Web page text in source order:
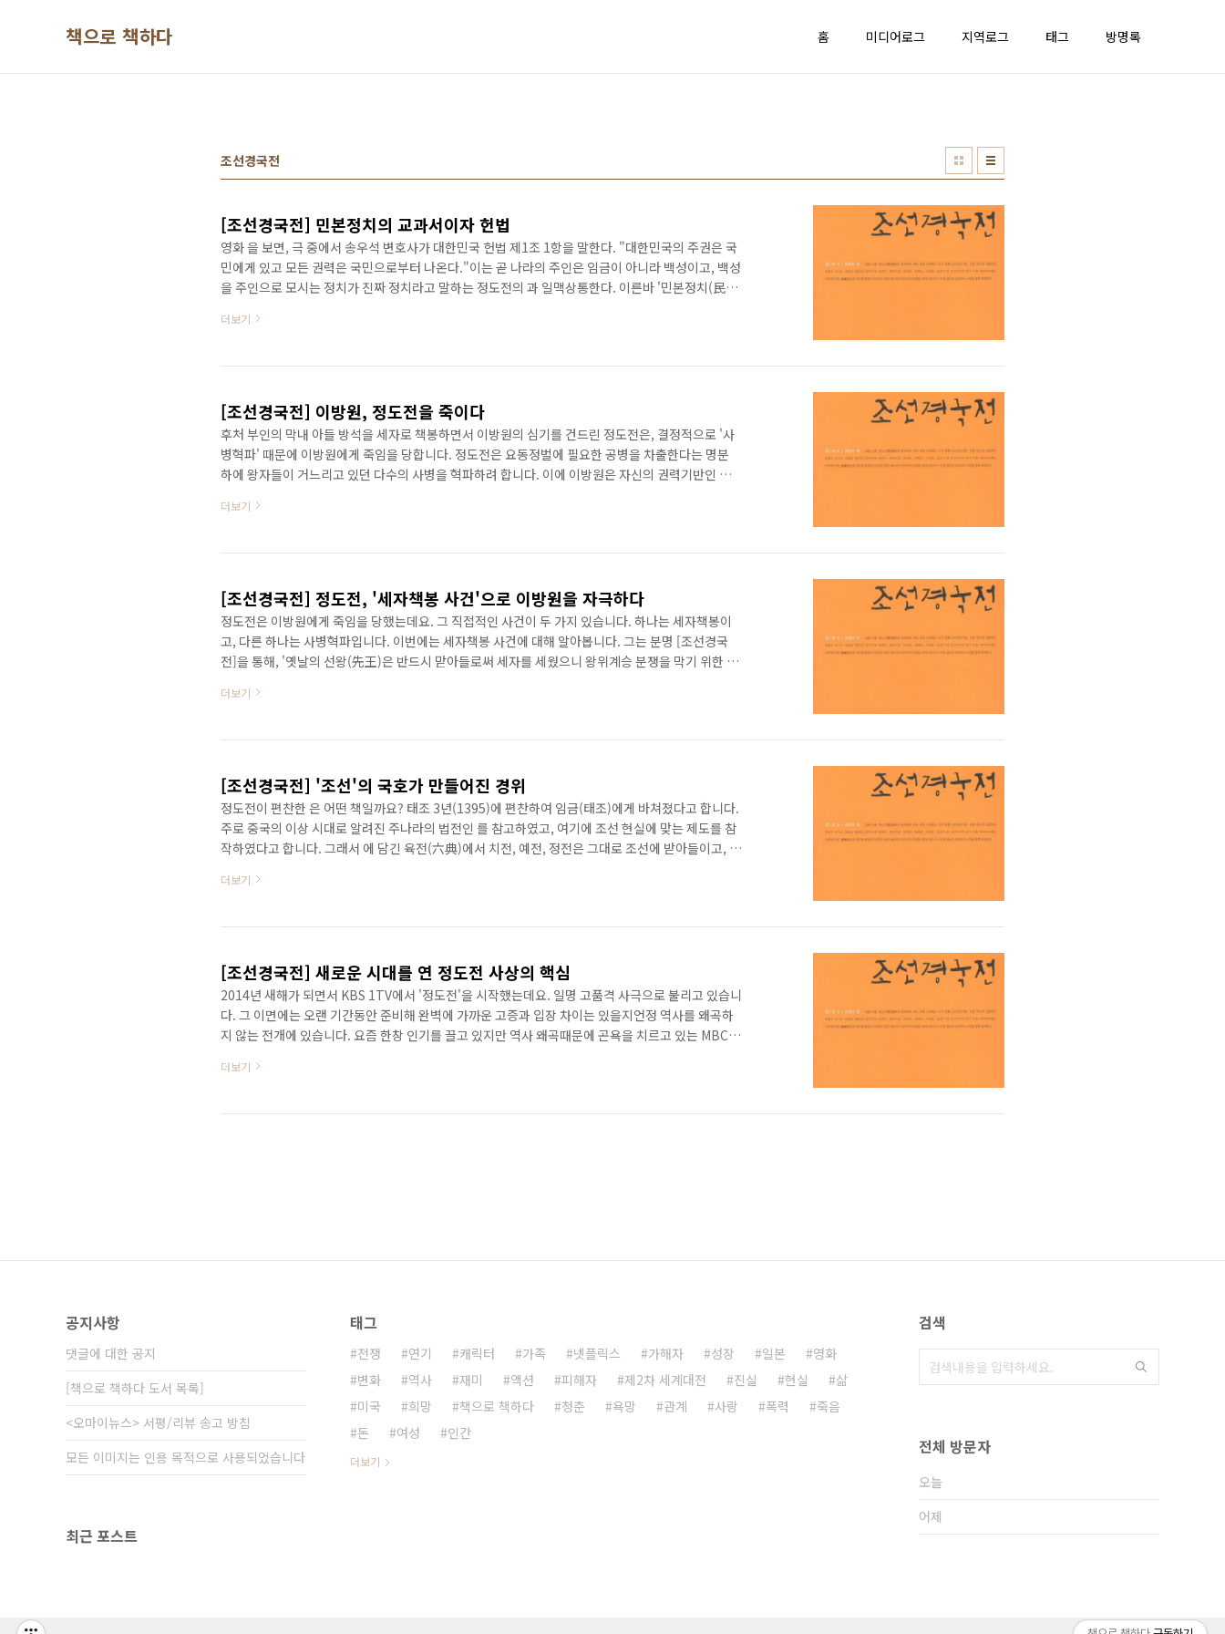
책으로 책하다 홈 미디어로그 지역로그 태그 방명록
조선경국전
[조선경국전] 민본정치의 교과서이자 헌법
영화 을 보면, 극 중에서 송우석 변호사가 대한민국 헌법 제1조 1항을 말한다. "대한민국의 주권은 국
민에게 있고 모든 권력은 국민으로부터 나온다."이는 곧 나라의 주인은 임금이 아니라 백성이고, 백성
을 주인으로 모시는 정치가 진짜 정치라고 말하는 정도전의 과 일맥상통한다. 이른바 '민본정치(民本
두고 있다. 인간의 도덕적 완성도를 높임으로써 힘과 이득을 균등하게 분배하자는 것이다. 정도전의
생명을 아끼고 사랑하는 자연의 이치를 바탕으로 해서 백성을 사랑하는 마음으로 다스려야 한다. 또
더보기
[조선경국전] 이방원, 정도전을 죽이다
후처 부인의 막내 아들 방석을 세자로 책봉하면서 이방원의 심기를 건드린 정도전은, 결정적으로 '사
병혁파' 때문에 이방원에게 죽임을 당합니다. 정도전은 요동정벌에 필요한 공병을 차출한다는 명분
하에 왕자들이 거느리고 있던 다수의 사병을 혁파하려 합니다. 이에 이방원은 자신의 권력기반인 사
조 7년(1398)에 이방원은 사병을 거느리고 당시 남은의 집에서 술을 마시고 있던 정도전을 급습합니
들을 경복궁으로 불러 차례로 죽이려는 음모를 꾸몄다는 것이었습니다. 이것이 진실인지 아닌지는 상
더보기
[조선경국전] 정도전, '세자책봉 사건'으로 이방원을 자극하다
정도전은 이방원에게 죽임을 당했는데요. 그 직접적인 사건이 두 가지 있습니다. 하나는 세자책봉이
고, 다른 하나는 사병혁파입니다. 이번에는 세자책봉 사건에 대해 알아봅니다. 그는 분명 [조선경국
전]을 통해, '옛날의 선왕(先王)은 반드시 맏아들로써 세자를 세웠으니 왕위계승 분쟁을 막기 위한 것
강씨가 있었습니다. 그 중에서 한씨 소생이 다섯 왕자, 강씨가 두 왕자를 두고 있었죠. 그런데 이성계
책봉했고, 정도전을 방석의 스승으로 임명해 교육케 하였습니다. 이 사건을 계기로 본처 소생의 이방
더보기
[조선경국전] '조선'의 국호가 만들어진 경위
정도전이 편찬한 은 어떤 책일까요? 태조 3년(1395)에 편찬하여 임금(태조)에게 바쳐졌다고 합니다.
주로 중국의 이상 시대로 알려진 주나라의 법전인 를 참고하였고, 여기에 조선 현실에 맞는 제도를 참
작하였다고 합니다. 그래서 에 담긴 육전(六典)에서 치전, 예전, 정전은 그대로 조선에 받아들이고, 교
치전->이조(인사행정), 예전->예조(교화), 정전->병조(군사), 부전->호조(재정), 현전->형조(법륙),
東)의 나라들은 국호가 일정하지 않아서 '조선(朝鮮)'이라고 부른 것이 셋이 있었다. 단군(檀君), 기..
더보기
[조선경국전] 새로운 시대를 연 정도전 사상의 핵심
2014년 새해가 되면서 KBS 1TV에서 '정도전'을 시작했는데요. 일명 고품격 사극으로 불리고 있습니
다. 그 이면에는 오랜 기간동안 준비해 완벽에 가까운 고증과 입장 차이는 있을지언정 역사를 왜곡하
지 않는 전개에 있습니다. 요즘 한창 인기를 끌고 있지만 역사 왜곡때문에 곤욕을 치르고 있는 MBC
는 이름 하에 그 진면목을 애써 감추려 해왔었습니다. 비록 이성계와 함께 조선 창건의 핵심 중 핵심이
하지만 그가 조선에 끼친 영향을 그 어느 누구보다 위에 있습니다. 심지어 이방원조차도 왕권중심 권
더보기
공지사항
댓글에 대한 공지
[책으로 책하다 도서 목록]
<오마이뉴스> 서평/리뷰 송고 방침
모든 이미지는 인용 목적으로 사용되었습니다
최근 포스트
태그
전쟁 연기 캐릭터 가족 넷플릭스 가해자 성장 일본
영화
변화
역사 재미 액션 피해자 제2차 세계대전 진실 현실
삶
미국
희망 책으로 책하다 청춘 욕망 관계 사랑 폭력
죽음
돈
여성 인간
더보기
검색
전체 방문자
오늘
어제